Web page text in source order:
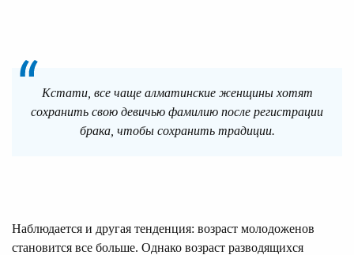
Кстати, все чаще алматинские женщины хотят
сохранить свою девичью фамилию после регистрации
брака, чтобы сохранить традиции.
Наблюдается и другая тенденция: возраст молодоженов
становится все больше. Однако возраст разводящихся